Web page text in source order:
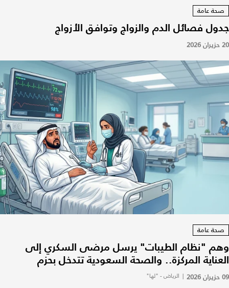
صحة عامة
جدول فصائل الدم والزواج وتوافق الأزواج
20 حزيران 2026
صحة عامة
وهم "نظام الطيبات" يرسل مرضى السكري إلى
العناية المركزة.. والصحة السعودية تتدخل بحزم
09 حزيران 2026 | الرياض - "لها"